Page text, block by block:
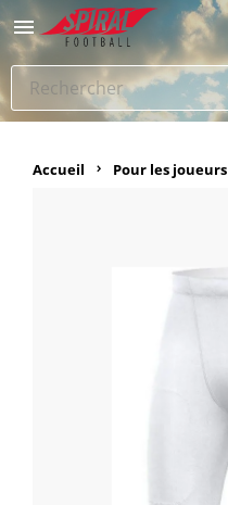

Accueil Pour les joueurs